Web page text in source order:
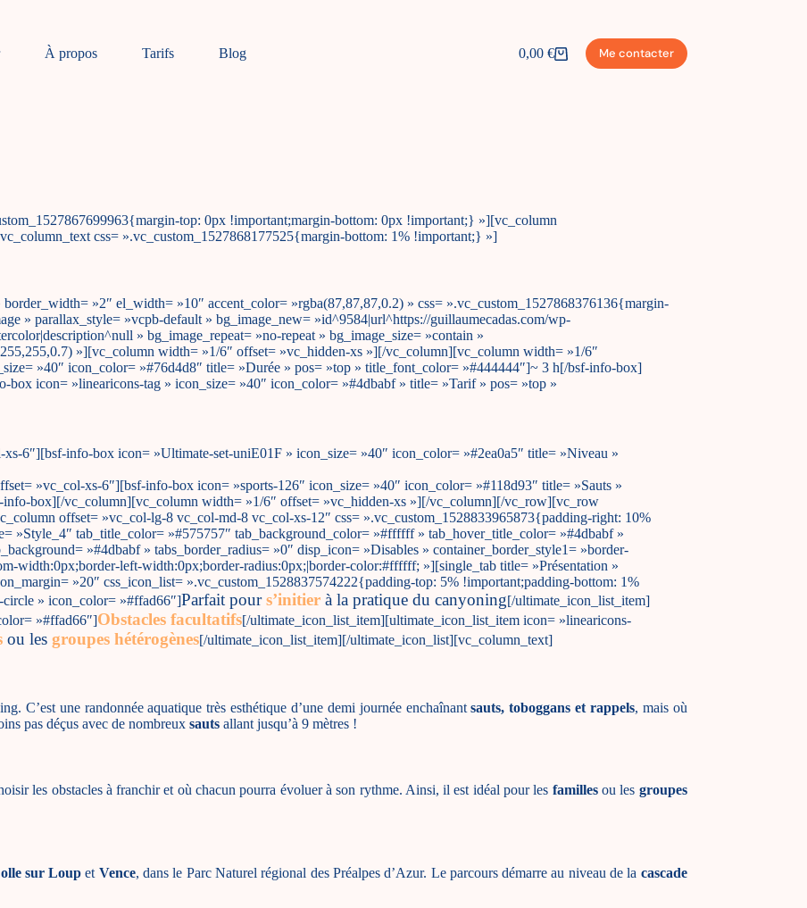
À propos Tarifs Blog
Panier
0,00 € Me contacter
top: 0px !important;margin-bottom: 0px !important;} »][vc_column
css= ».vc_custom_1527868177525{margin-bottom: 1% !important;} »]
»2″ el_width= »10″ accent_color= »rgba(87,87,87,0.2) » css= ».vc_custom_1527868376136{margin-
» parallax_style= »vcpb-default » bg_image_new= »id^9584|url^https://guillaumecadas.com/wp-
» bg_image_repeat= »no-repeat » bg_image_size= »contain »
»][vc_column width= »1/6″ offset= »vc_hidden-xs »][/vc_column][vc_column width= »1/6″
»40″ icon_color= »#76d4d8″ title= »Durée » pos= »top » title_font_color= »#444444″]~ 3 h[/bsf-info-box]
icon= »linearicons-tag » icon_size= »40″ icon_color= »#4dbabf » title= »Tarif » pos= »top »
6″][bsf-info-box icon= »Ultimate-set-uniE01F » icon_size= »40″ icon_color= »#2ea0a5″ title= »Niveau »
»vc_col-xs-6″][bsf-info-box icon= »sports-126″ icon_size= »40″ icon_color= »#118d93″ title= »Sauts »
box][/vc_column][vc_column width= »1/6″ offset= »vc_hidden-xs »][/vc_column][/vc_row][vc_row
offset= »vc_col-lg-8 vc_col-md-8 vc_col-xs-12″ css= ».vc_custom_1528833965873{padding-right: 10%
»Style_4″ tab_title_color= »#575757″ tab_background_color= »#ffffff » tab_hover_title_color= »#4dbabf »
»#4dbabf » tabs_border_radius= »0″ disp_icon= »Disables » container_border_style1= »border-
width:0px;border-left-width:0px;border-radius:0px;|border-color:#ffffff; »][single_tab title= »Présentation »
»20″ css_icon_list= ».vc_custom_1528837574222{padding-top: 5% !important;padding-bottom: 1%
» icon_color= »#ffad66″]Parfait pours’initier à la pratique du canyoning[/ultimate_icon_list_item]
»#ffad66″]Obstacles facultatifs[/ultimate_icon_list_item][ultimate_icon_list_item icon= »linearicons-
ou les groupes hétérogènes[/ultimate_icon_list_item][/ultimate_icon_list][vc_column_text]
C’est une randonnée aquatique très esthétique d’une demi journée enchaînantsauts, toboggans et rappels, mais où
pas déçus avec de nombreux sauts allant jusqu’à 9 mètres !
les obstacles à franchir et où chacun pourra évoluer à son rythme. Ainsi, il est idéal pour les famillesou les groupes
sur Loup et Vence, dans le Parc Naturel régional des Préalpes d’Azur. Le parcours démarre au niveau de la cascade